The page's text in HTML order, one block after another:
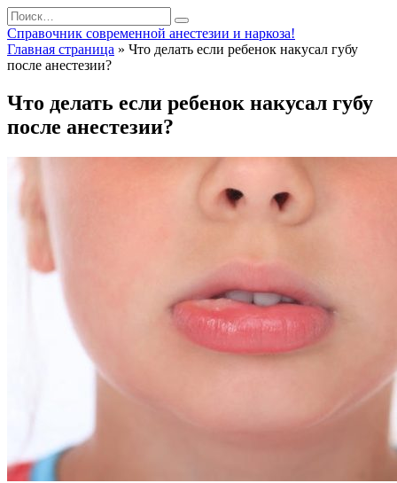
Перейти
к
содержанию
Search
for:
Справочник современной анестезии и наркоза!
Главная страница » Что делать если ребенок накусал губу
после анестезии?
Что делать если ребенок накусал губу
после анестезии?